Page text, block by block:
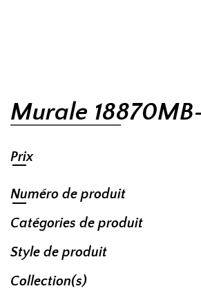
Murale
Prix
Numéro de produit
Catégories de produit
Style de produit
Collection(s)